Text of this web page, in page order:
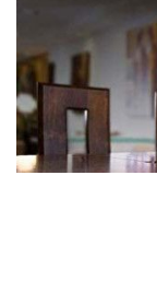
Lampi solare
Proiectoare led
Aplice exterior
Iluminat tehnic
Panouri led
Spoturi led